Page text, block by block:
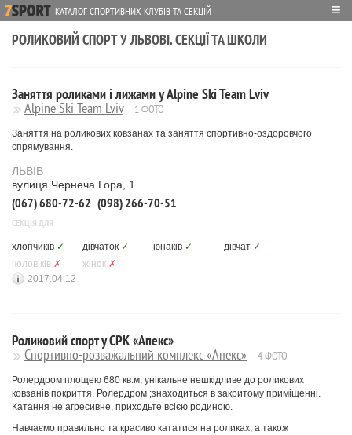
КАТАЛОГ СПОРТИВНИХ КЛУБІВ ТА СЕКЦІЙ ≡
РОЛИКОВИЙ СПОРТ У ЛЬВОВІ. СЕКЦІЇ ТА ШКОЛИ
Заняття роликами і лижами у Alpine Ski Team Lviv
Alpine Ski Team Lviv 1 ФОТО
Заняття на роликових ковзанах та заняття спортивно-оздоровчого
спрямування.
ЛЬВІВ
вулиця Чернеча Гора, 1
(067) 680-72-62 (098) 266-70-51
СЕКЦІЯ ДЛЯ
хлопчиків ✓ дівчаток ✓ юнаків ✓ дівчат ✓
чоловіків ✗ жінок ✗
2017.04.12
Роликовий спорт у СРК «Апекс»
Спортивно-розважальний комплекс «Апекс» 4 ФОТО
Ролердром площею 680 кв.м, унікальне нешкідливе до роликових
ковзанів покриття. Ролердром ;знаходиться в закритому приміщенні.
Катання не агресивне, приходьте всією родиною.
Навчаємо правильно та красиво кататися на роликах, а також